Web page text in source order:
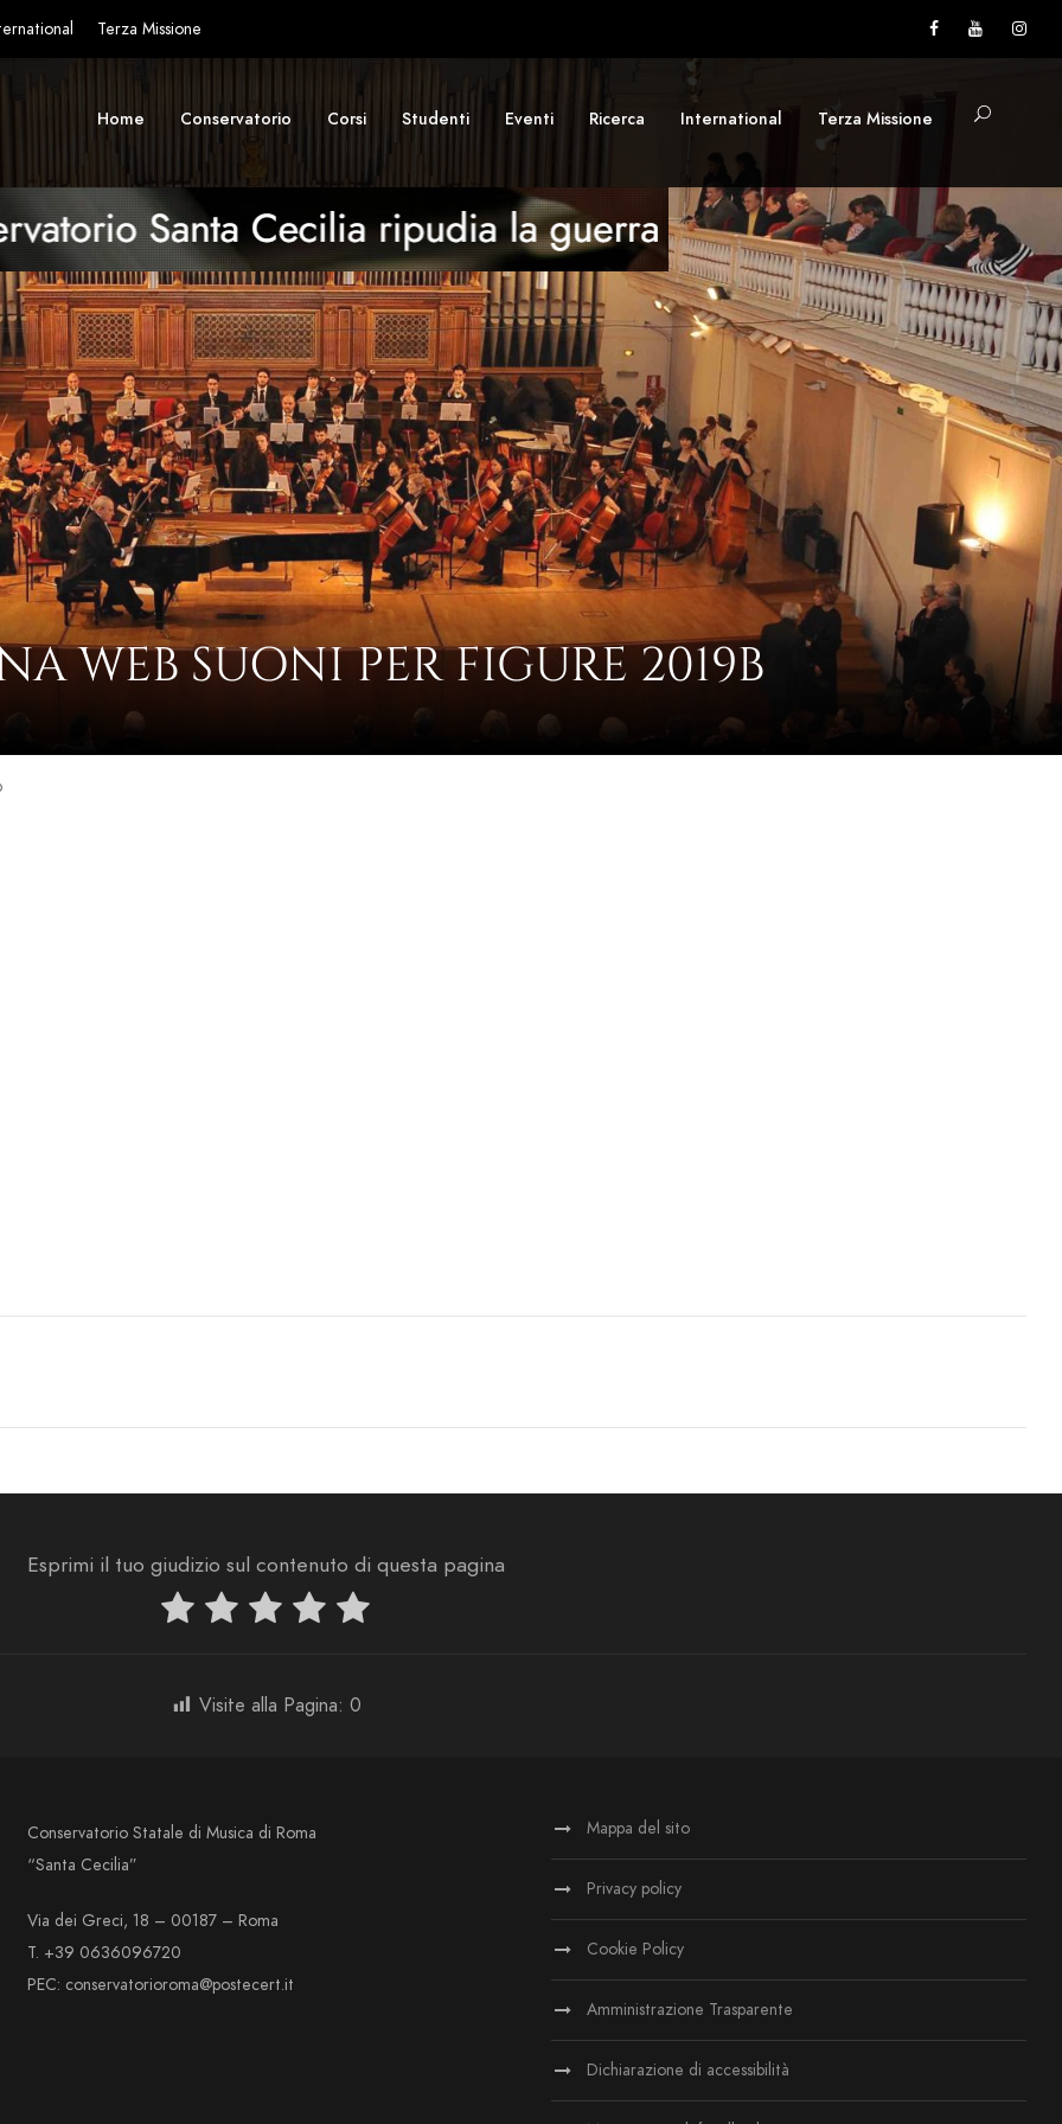
Terza Missione
Home Conservatorio Corsi Studenti Eventi Ricerca International Terza Missione
WEB SUONI PER FIGURE 2019B
Esprimi il tuo giudizio sul contenuto di questa pagina
Visite alla Pagina: 0
Conservatorio Statale di Musica di Roma
“Santa Cecilia”
Via dei Greci, 18 – 00187 – Roma
T. +39 0636096720
PEC: conservatorioroma@postecert.it
Mappa del sito
Privacy policy
Cookie Policy
Amministrazione Trasparente
Dichiarazione di accessibilità